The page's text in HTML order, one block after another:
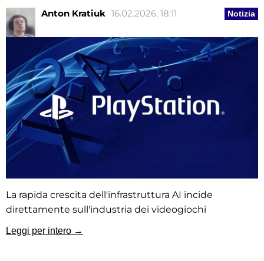
Notizia
Anton Kratiuk 16.02.2026, 18:11
La rapida crescita dell'infrastruttura AI incide
direttamente sull'industria dei videogiochi
Leggi per intero →